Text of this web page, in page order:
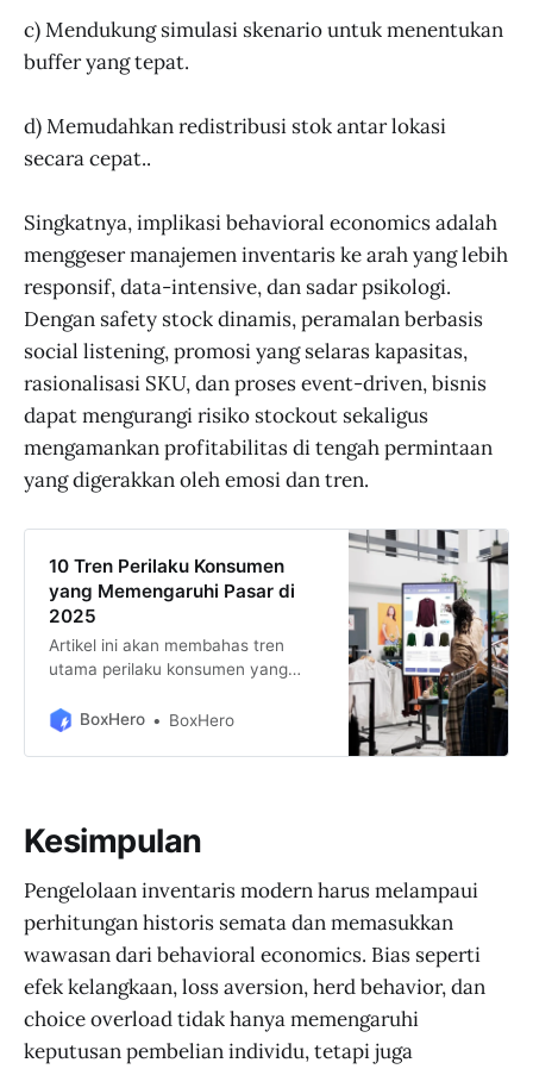
c) Mendukung simulasi skenario untuk menentukan
buffer yang tepat.
d) Memudahkan redistribusi stok antar lokasi
secara cepat..
Singkatnya, implikasi behavioral economics adalah
menggeser manajemen inventaris ke arah yang lebih
responsif, data-intensive, dan sadar psikologi.
Dengan safety stock dinamis, peramalan berbasis
social listening, promosi yang selaras kapasitas,
rasionalisasi SKU, dan proses event-driven, bisnis
dapat mengurangi risiko stockout sekaligus
mengamankan profitabilitas di tengah permintaan
yang digerakkan oleh emosi dan tren.
10 Tren Perilaku Konsumen
yang Memengaruhi Pasar di
2025
Artikel ini akan membahas tren
utama perilaku konsumen yang
pasar di tahun 2025. Tidak hanya
akhirnya, artikel ini akan
memberikan wawasan tentang
strategi-strategi yang dapat
diterapkan, termasuk bagaimana
solusi seperti BoxHero dapat
membantu bisnis untuk beradaptasi
dan tetap relevan di tengah
dinamika pasar yang terus berubah.
BoxHero BoxHero
Kesimpulan
Pengelolaan inventaris modern harus melampaui
perhitungan historis semata dan memasukkan
wawasan dari behavioral economics. Bias seperti
efek kelangkaan, loss aversion, herd behavior, dan
choice overload tidak hanya memengaruhi
keputusan pembelian individu, tetapi juga